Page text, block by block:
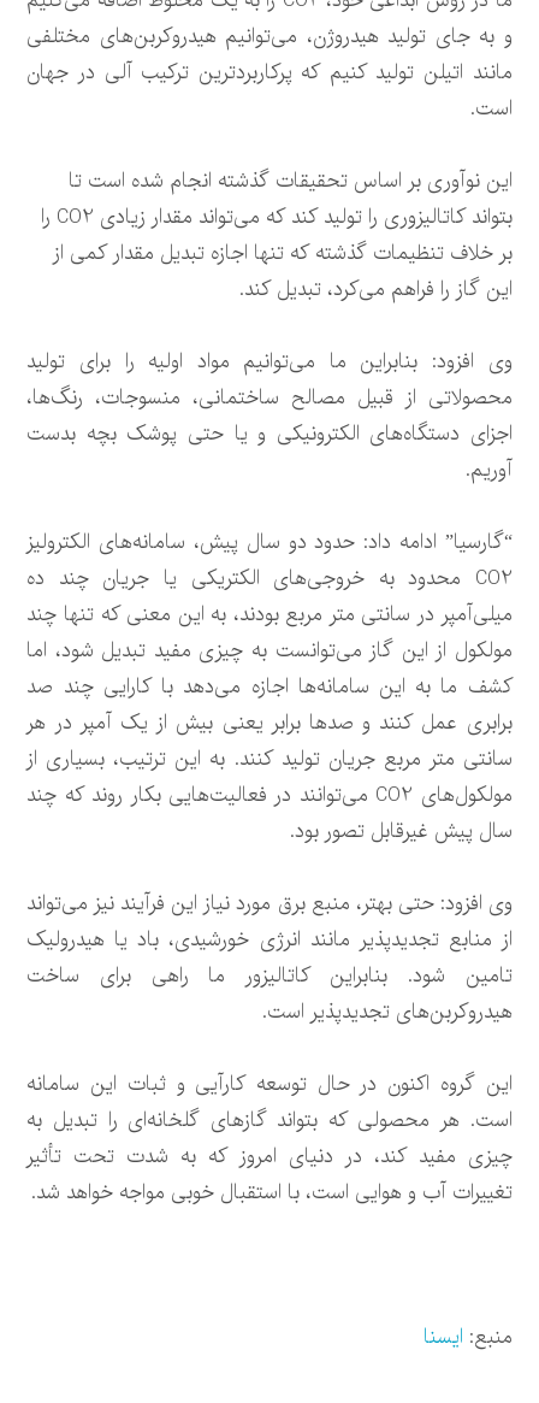
و به جای تولید هیدروژن، می‌توانیم هیدروکربن‌های مختلفی
مانند اتیلن تولید کنیم که پرکاربردترین ترکیب آلی در جهان
است.
این نوآوری بر اساس تحقیقات گذشته انجام شده است تا
بتواند کاتالیزوری را تولید کند که می‌تواند مقدار زیادی CO2 را
بر خلاف تنظیمات گذشته که تنها اجازه تبدیل مقدار کمی از
این گاز را فراهم می‌کرد، تبدیل کند.
وی افزود: بنابراین ما می‌توانیم مواد اولیه را برای تولید
محصولاتی از قبیل مصالح ساختمانی، منسوجات، رنگ‌ها،
اجزای دستگاه‌های الکترونیکی و یا حتی پوشک بچه بدست
آوریم.
“گارسیا” ادامه داد: حدود دو سال پیش، سامانه‌های الکترولیز
CO2 محدود به خروجی‌های الکتریکی یا جریان چند ده
میلی‌آمپر در سانتی متر مربع بودند، به این معنی که تنها چند
مولکول از این گاز می‌توانست به چیزی مفید تبدیل شود، اما
کشف ما به این سامانه‌ها اجازه می‌دهد با کارایی چند صد
برابری عمل کنند و صدها برابر یعنی بیش از یک آمپر در هر
سانتی متر مربع جریان تولید کنند. به این ترتیب، بسیاری از
مولکول‌های CO2 می‌توانند در فعالیت‌هایی بکار روند که چند
سال پیش غیرقابل تصور بود.
وی افزود: حتی بهتر، منبع برق مورد نیاز این فرآیند نیز می‌تواند
از منابع تجدیدپذیر مانند انرژی خورشیدی، باد یا هیدرولیک
تامین شود. بنابراین کاتالیزور ما راهی برای ساخت
هیدروکربن‌های تجدیدپذیر است.
این گروه اکنون در حال توسعه کارآیی و ثبات این سامانه
است. هر محصولی که بتواند گازهای گلخانه‌ای را تبدیل به
چیزی مفید کند، در دنیای امروز که به شدت تحت تأثیر
تغییرات آب و هوایی است، با استقبال خوبی مواجه خواهد شد.
منبع: ایسنا